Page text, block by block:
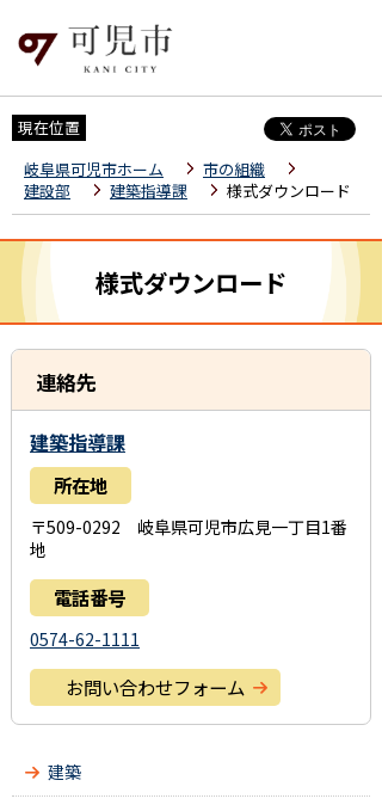
現在位置
岐阜県可児市ホーム
市の組織
建設部
建築指導課 様式ダウンロード
様式ダウンロード
連絡先
建築指導課
所在地
〒509-0292 岐阜県可児市広見一丁目1番
地
電話番号
0574-62-1111
お問い合わせフォーム
建築